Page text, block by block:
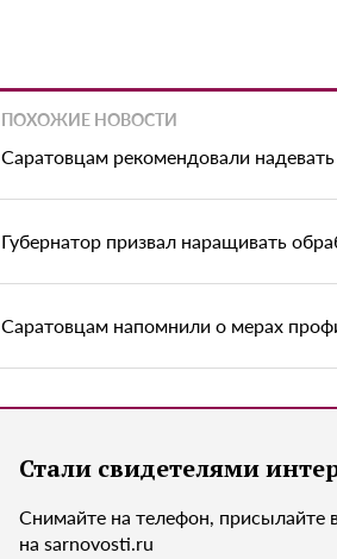
ПОХОЖИЕ НОВОСТИ
Саратовцам рекомендовали
Губернатор призвал наращивать
Саратовцам напомнили о мерах
Стали свидетелями
Снимайте на телефон, присылайте
на sarnovosti.ru